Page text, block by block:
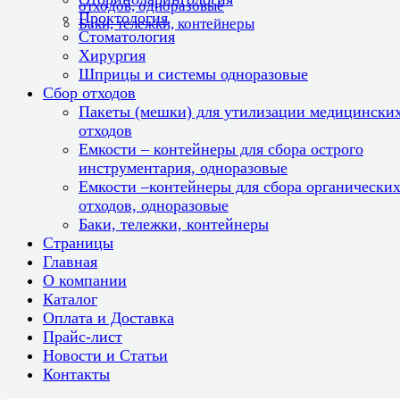
отходов, одноразовые
Баки, тележки, контейнеры
Проктология
Стоматология
Хирургия
Шприцы и системы одноразовые
Сбор отходов
Пакеты (мешки) для утилизации
отходов
Емкости – контейнеры для сбора острого
инструментария, одноразовые
Емкости –контейнеры для сбора органических
отходов, одноразовые
Баки, тележки, контейнеры
Страницы
Главная
О компании
Каталог
Оплата и Доставка
Прайс-лист
Новости и Статьи
Контакты